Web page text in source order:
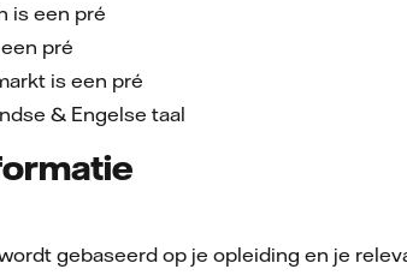
is een pré
pré
is een pré
& Engelse taal
gebaseerd op je opleiding en je